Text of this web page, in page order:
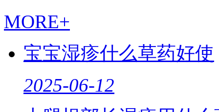
MORE+
宝宝湿疹什么草药好使
2025-06-12